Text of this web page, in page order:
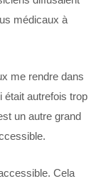
médicaux à
me rendre dans
était autrefois trop
un autre grand
Cela